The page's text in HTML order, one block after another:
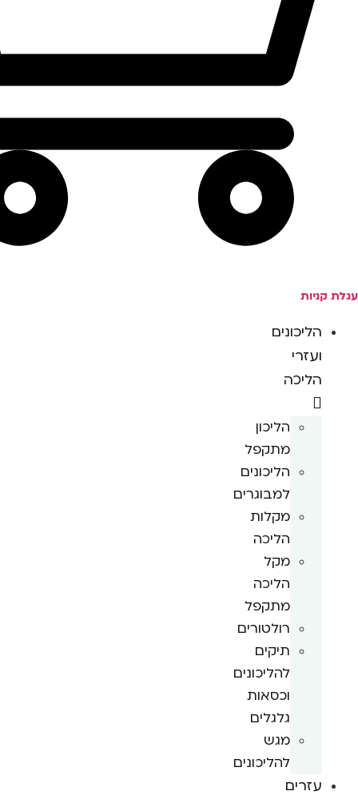
עגלת קניות
הליכונים
ועזרי
הליכה
הליכון
מתקפל
הליכונים
למבוגרים
מקלות
הליכה
מקל
הליכה
מתקפל
רולטורים
תיקים
להליכונים
וכסאות
גלגלים
מגש
להליכונים
עזרים